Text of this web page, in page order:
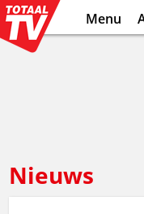
Menu
Nieuws